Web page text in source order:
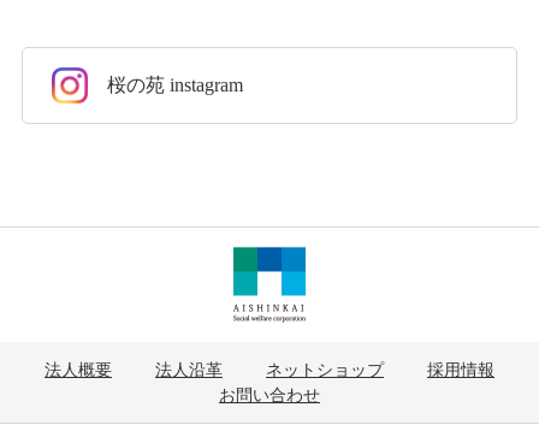
桜の苑 instagram
法人概要 法人沿革 ネットショップ
採用情報
お問い合わせ